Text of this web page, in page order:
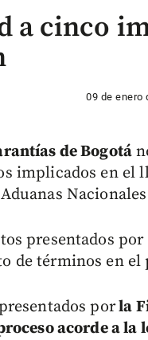
a cinco
09 de enero
de Bogotá
implicados en
presentados
de términos en el
porla
acorde a la